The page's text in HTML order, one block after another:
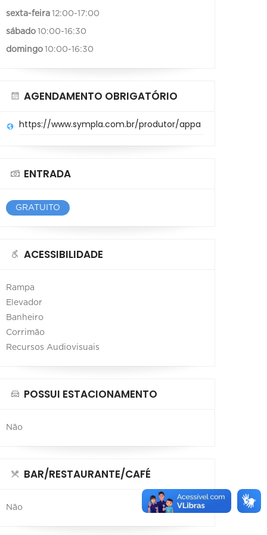
sexta-feira 12:00-17:00
sábado 10:00-16:30
domingo 10:00-16:30
AGENDAMENTO OBRIGATÓRIO
https://www.sympla.com.br/produtor/appa
ENTRADA
GRATUITO
ACESSIBILIDADE
Rampa
Elevador
Banheiro
Corrimão
Recursos Audiovisuais
POSSUI ESTACIONAMENTO
Não
BAR/RESTAURANTE/CAFÉ
Não